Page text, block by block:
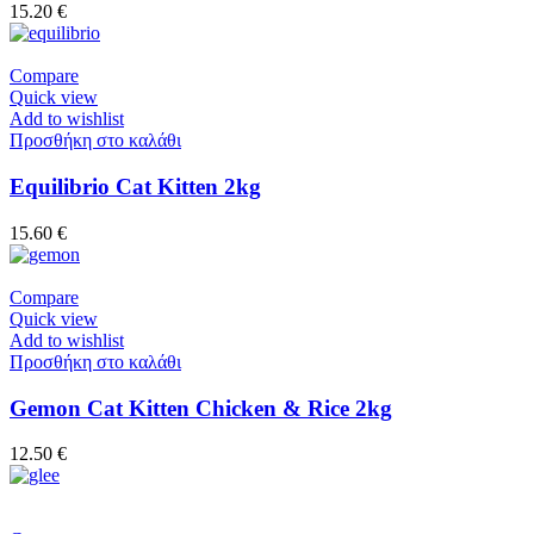
15.20 €
Compare
Quick view
Add to wishlist
Προσθήκη στο καλάθι
Equilibrio Cat Kitten 2kg
15.60 €
Compare
Quick view
Add to wishlist
Προσθήκη στο καλάθι
Gemon Cat Kitten Chicken & Rice 2kg
12.50 €